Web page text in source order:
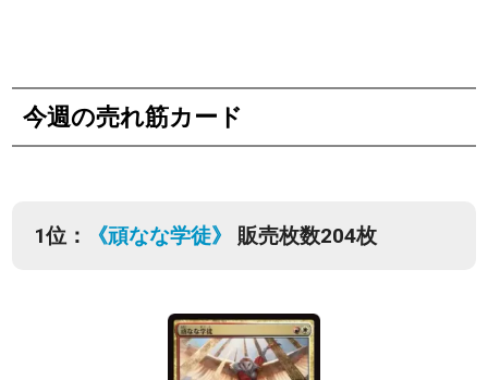
今週の売れ筋カード
1位： 《頑なな学徒》 販売枚数204枚